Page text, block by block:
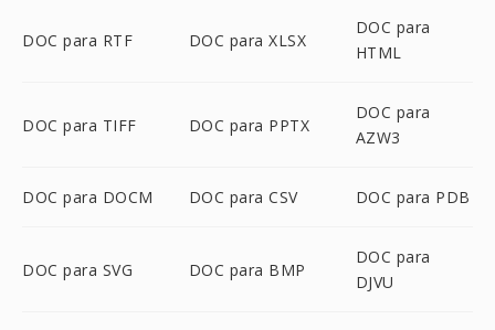
DOC para RTF DOC para XLSX
DOC para
HTML
DOC para TIFF DOC para PPTX
DOC para
AZW3
DOC para DOCM DOC para CSV DOC para PDB
DOC para SVG DOC para BMP
DOC para
DJVU